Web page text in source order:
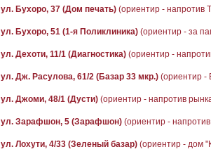
ул. Бухоро, 37 (Дом печать) (ориентир - напротив
ул. Бухоро, 51 (1-я Поликлиника) (ориентир - за
ул. Дехоти, 11/1 (Диагностика) (ориентир -
ул. Дж. Расулова, 61/2 (Базар 33 мкр.) (ориентир -
ул. Джоми, 48/1 (Дусти) (ориентир - напротив
ул. Зарафшон, 5 (Зарафшон) (ориентир -
ул. Лохути, 4/33 (Зеленый базар) (ориентир - дом